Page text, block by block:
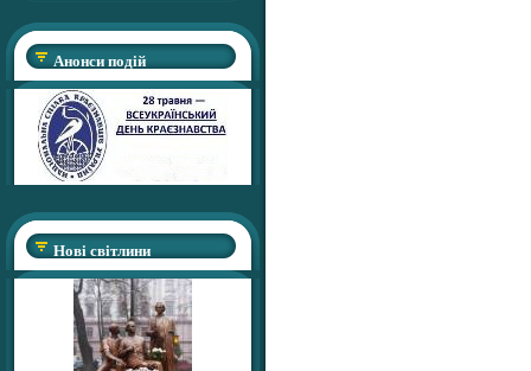
Анонси подій
Нові світлини